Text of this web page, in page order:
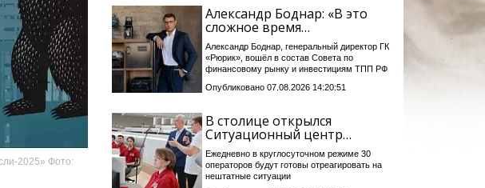
2025» Фото:
Александр Боднар: «В это
сложное время…
Александр Боднар, генеральный директор ГК
«Рюрик», вошёл в состав Совета по
финансовому рынку и инвестициям ТПП РФ
Опубликовано 07.08.2026 14:20:51
В столице открылся
Ситуационный центр…
Ежедневно в круглосуточном режиме 30
операторов будут готовы отреагировать на
нештатные ситуации